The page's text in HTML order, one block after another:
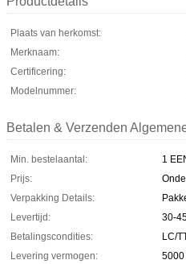
Plaats van herkomst:
Merknaam:
Certificering:
Modelnummer:
Betalen & Verzenden
Min. bestelaantal:
1
Prijs:
Verpakking Details:
Levertijd:
30-
Betalingscondities:
LC/
Levering vermogen:
5000